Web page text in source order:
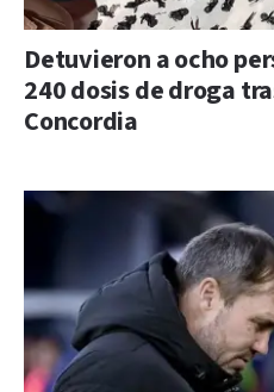
Detuvieron a ocho
240 dosis de droga
Concordia